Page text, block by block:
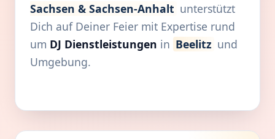
Sachsen & Sachsen-Anhalt unterstützt
Dich auf Deiner Feier mit Expertise rund
um DJ Dienstleistungen in Beelitz und
Umgebung.